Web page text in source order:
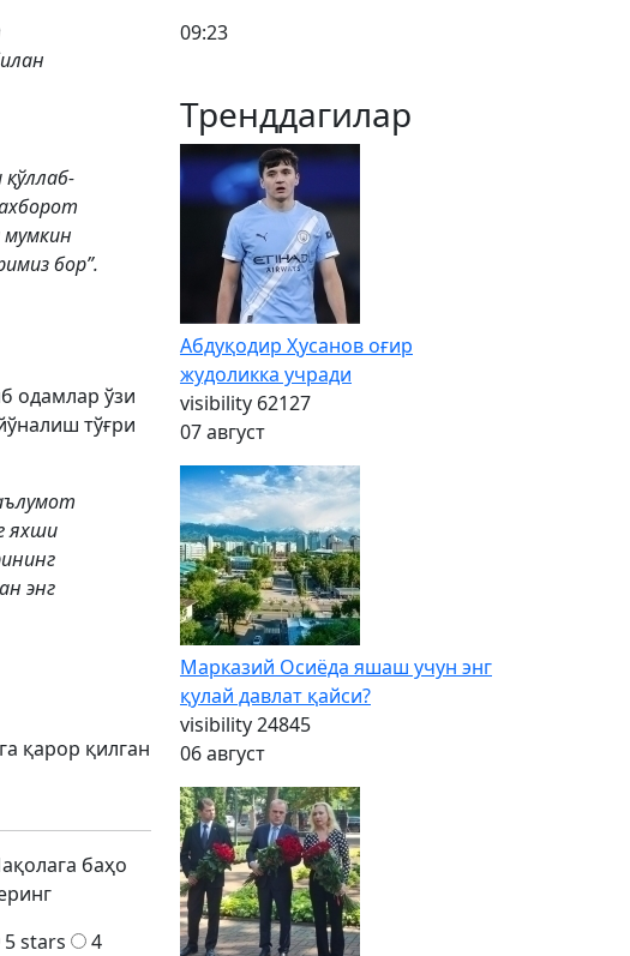
бор”.
одамлар ўзи
тўғри
яхши
энг
қарор қилган
баҳо
5 stars
4
09:23
Тренддагилар
Абдуқодир Ҳусанов оғир
жудоликка учради
visibility 62127
07 август
Марказий Осиёда яшаш учун энг
қулай давлат қайси?
visibility24845
06 август